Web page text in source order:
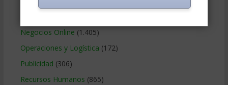
Negocios Online (1.405)
Operaciones y Logística (172)
Publicidad (306)
Recursos Humanos (865)